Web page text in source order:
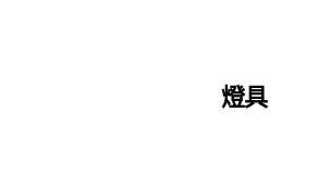
燈具